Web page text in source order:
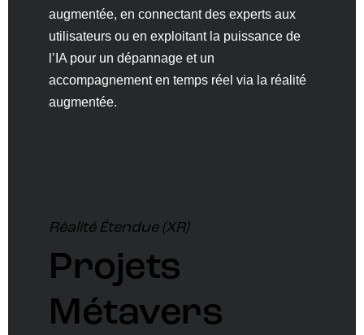
augmentée, en connectant des experts aux
utilisateurs ou en exploitant la puissance de
l’IA pour un dépannage et un
accompagnement en temps réel via la réalité
augmentée.
Réalité Étendue (XR)
Projets
Métavers